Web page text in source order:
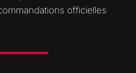
officielles